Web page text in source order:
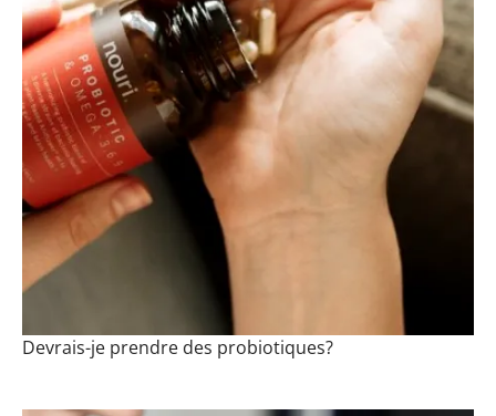
Devrais-je prendre des probiotiques?